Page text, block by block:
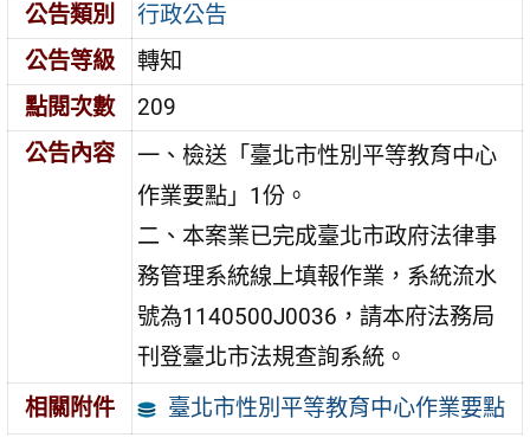
公告類別
行政公告
公告等級
轉知
點閱次數
209
公告內容
一、檢送「臺北市性別平等教育中心
作業要點」1份。
二、本案業已完成臺北市政府法律事
務管理系統線上填報作業，系統流水
號為1140500J0036，請本府法務局
刊登臺北市法規查詢系統。
相關附件
臺北市性別平等教育中心作業要點